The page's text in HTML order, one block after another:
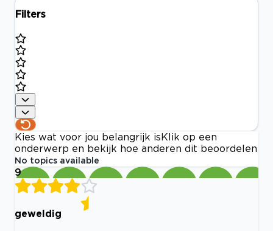
Filters
Kies wat voor jou belangrijk is Klik op een
onderwerp en bekijk hoe anderen dit beoordelen
No topics available
9
geweldig